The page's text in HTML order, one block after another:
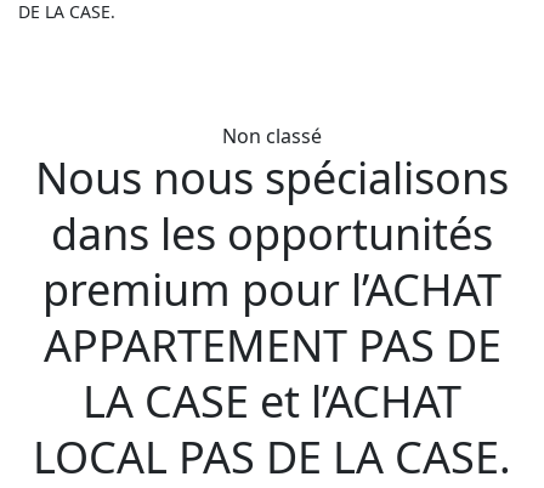
DE LA CASE.
Non classé
Nous nous spécialisons
dans les opportunités
premium pour l’ACHAT
APPARTEMENT PAS DE
LA CASE et l’ACHAT
LOCAL PAS DE LA CASE.